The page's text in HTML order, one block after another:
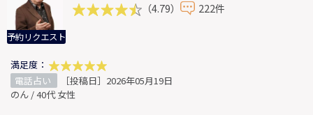
予約リクエスト
（4.79） 222件
満足度：
電話占い
［投稿日］2026年05月19日
のん / 40代 女性